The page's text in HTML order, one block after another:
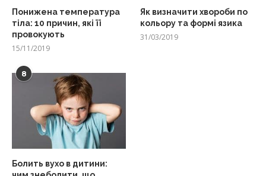
Понижена температура
тіла: 10 причин, які її
провокують
15/11/2019
Як визначити хвороби по
кольору та формі язика
31/03/2019
8
Болить вухо в дитини: